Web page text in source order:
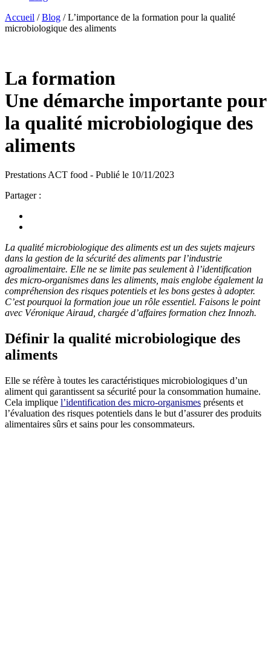
Accueil /Blog /L’importance de la formation pour la qualité
microbiologique des aliments
La formation
Une démarche importante pour
la qualité microbiologique des
aliments
Prestations ACT food - Publié le 10/11/2023
Partager :
La qualité microbiologique des aliments est un des sujets majeurs
dans la gestion de la sécurité des aliments par l’industrie
agroalimentaire. Elle ne se limite pas seulementà l’identification
des micro-organismes dans les aliments, mais englobe également la
compréhension des risques potentiels et les bons gestes à adopter.
C’est pourquoi la formation joue un rôle essentiel. Faisons le point
avec Véronique Airaud, chargée d’affaires formation chez Innozh.
Définir la qualité microbiologique des
aliments
Elle se réfère à toutes les caractéristiques microbiologiques d’un
aliment qui garantissent sa sécurité pour la consommation humaine.
Cela implique l’identification des micro-organismes présents et
l’évaluation des risques potentiels dans le but d’assurer des produits
alimentaires sûrs et sains pour les consommateurs.